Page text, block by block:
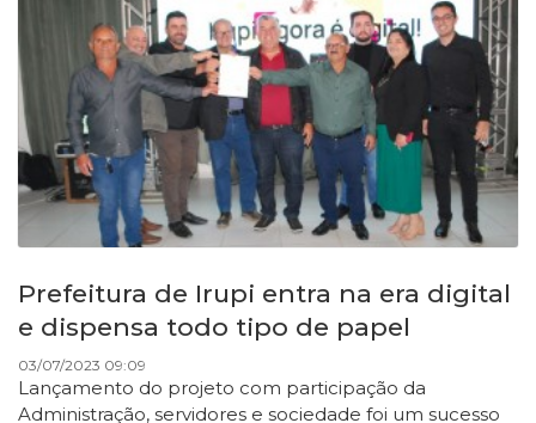
Prefeitura de Irupi entra na era digital
e dispensa todo tipo de papel
03/07/2023 09:09
Lançamento do projeto com participação da
Administração, servidores e sociedade foi um sucesso